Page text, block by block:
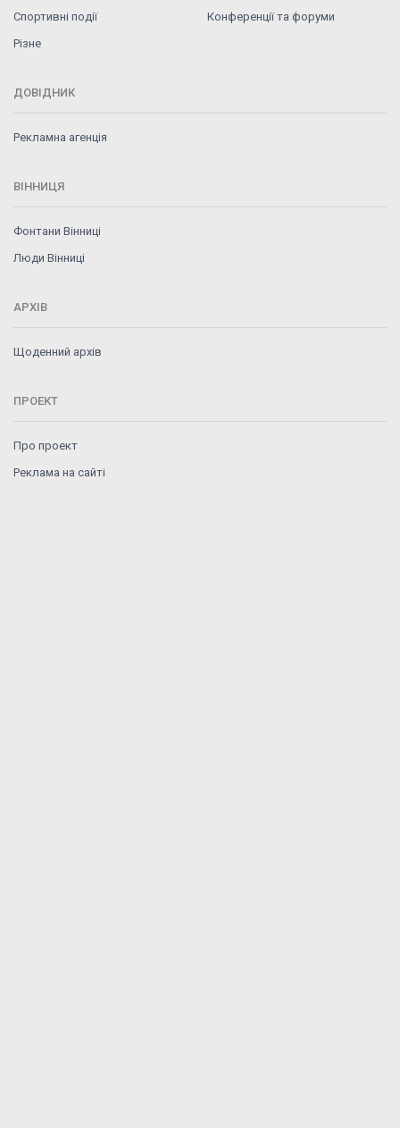
Спортивні події
Конференції та форуми
Різне
ДОВІДНИК
Рекламна агенція
ВІННИЦЯ
Фонтани Вінниці
Люди Вінниці
АРХІВ
Щоденний архів
ПРОЕКТ
Про проект
Реклама на сайті